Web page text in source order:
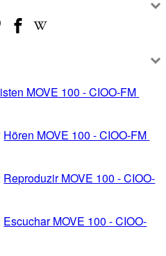
MOVE 100 - CIOO-FM
Hören MOVE 100 - CIOO-FM
Reproduzir MOVE 100 - CIOO-
Escuchar MOVE 100 - CIOO-